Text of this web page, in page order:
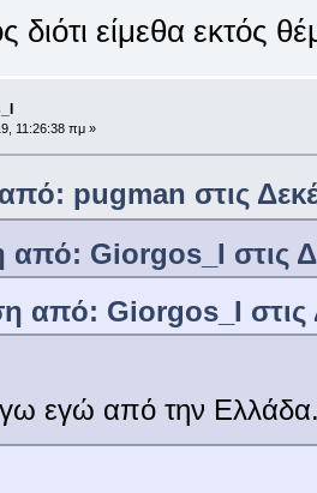
διότι είμεθα εκτός
11:26:38 πμ »
pugman στις
Giorgos_I στις
από: Giorgos_I στις
εγώ από την